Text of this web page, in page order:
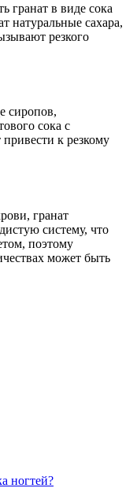
гранат в виде сока
натуральные сахара,
резкого
сиропов,
сока с
к резкому
гранат
систему, что
поэтому
может быть
ногтей?